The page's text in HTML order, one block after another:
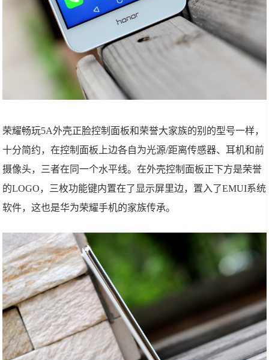
荣耀畅玩5A外壳正脸控制面板和荣誉大家族的别的型号一样，
十分简约，在控制面板上边各自为光源/距离传感器、耳机和前
摄像头，三者在同一个水平线。在外壳控制面板正下方是荣誉
的LOGO，三枚功能键内置在了显示屏里边，置入了EMUI系统
软件，这也是华为荣耀手机的家族传承。